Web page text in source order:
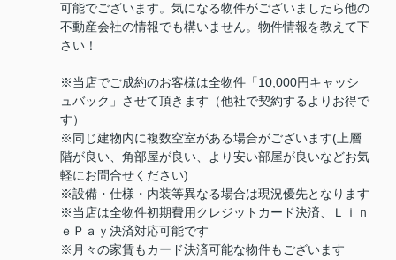
可能でございます。気になる物件がございましたら他の
不動産会社の情報でも構いません。物件情報を教えて下
さい！
※当店でご成約のお客様は全物件「10,000円キャッシ
ュバック」させて頂きます（他社で契約するよりお得で
す）
※同じ建物内に複数空室がある場合がございます(上層
階が良い、角部屋が良い、より安い部屋が良いなどお気
軽にお問合せください)
※設備・仕様・内装等異なる場合は現況優先となります
※当店は全物件初期費用クレジットカード決済、Ｌｉｎ
ｅＰａｙ決済対応可能です
※月々の家賃もカード決済可能な物件もございます